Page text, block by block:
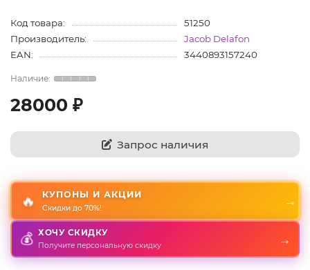
Код товара:
51250
Производитель:
Jacob Delafon
EAN:
3440893157240
28000 ₽
Запрос наличия
🔥 КУПОНЫ И АКЦИИ
Скидки до 70%!
→
💰 ХОЧУ СКИДКУ
Получите персональную скидку →